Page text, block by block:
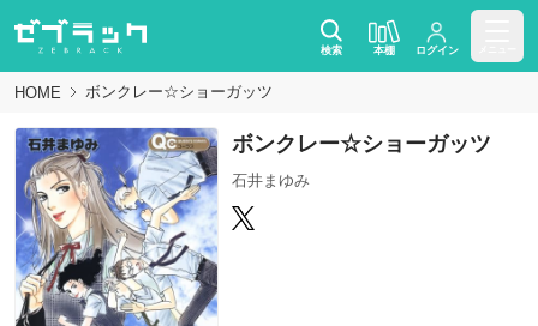
検索 本棚 ログイン
HOME ボンクレー☆ショーガッツ
ボンクレー☆ショーガッツ
石井まゆみ